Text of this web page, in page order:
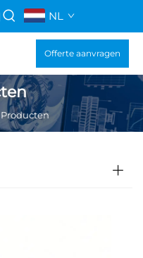
NL
Offerte aanvragen
Producten